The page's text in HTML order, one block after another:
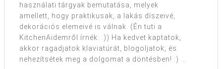
használati tárgyak bemutatása, melyek
amellett, hogy praktikusak, a lakás díszeivé,
dekorációs elemeivé is válnak. (Én tuti a
KitchenAidemről írnék. :)) Ha kedvet kaptatok,
akkor ragadjatok klaviatúrát, blogoljatok, és
nehezítsétek meg a dolgomat a döntésben! :) ...